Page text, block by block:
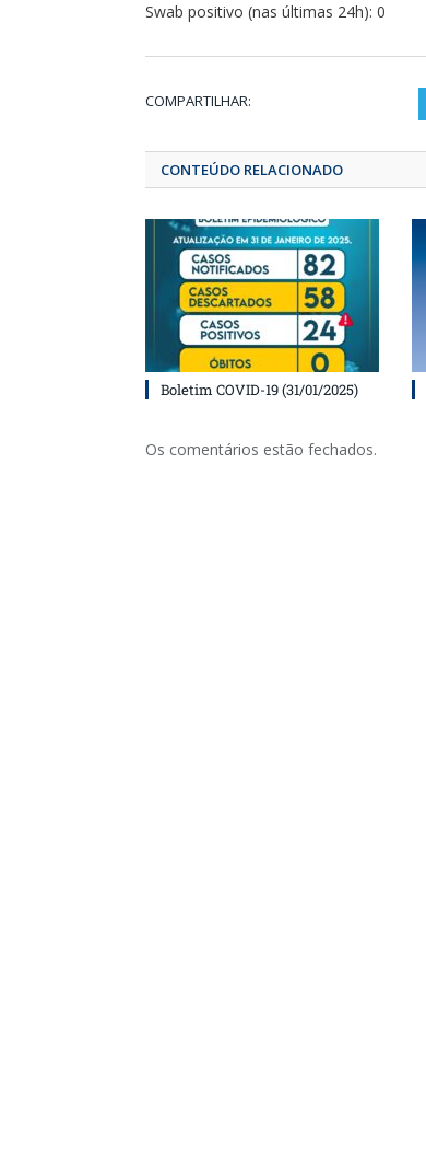
Swab positivo (nas últimas 24h): 0
COMPARTILHAR:
CONTEÚDO RELACIONADO
Boletim COVID-19 (31/01/2025)
Os comentários estão fechados.